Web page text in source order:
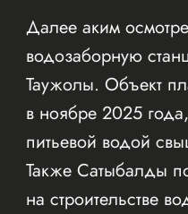
Далее аким
водозаборную
Таужолы. Объект
в ноябре 2025
питьевой водой
Также Сатыбалды
на строительстве